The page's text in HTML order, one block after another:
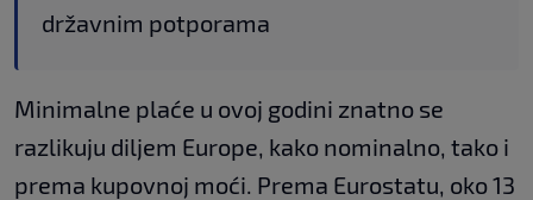
državnim potporama
Minimalne plaće u ovoj godini znatno se
razlikuju diljem Europe, kako nominalno, tako i
prema kupovnoj moći. Prema Eurostatu, oko 13